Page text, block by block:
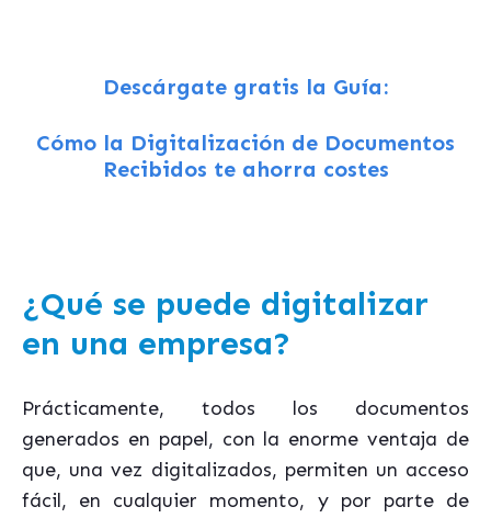
Descárgate gratis la Guía:
Cómo la Digitalización de Documentos
Recibidos te ahorra costes
¿Qué se puede digitalizar
en una empresa?
Prácticamente, todos los documentos
generados en papel, con la enorme ventaja de
que, una vez digitalizados, permiten un acceso
fácil, en cualquier momento, y por parte de